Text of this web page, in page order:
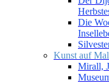
Die
Kunst auf
Mirall,